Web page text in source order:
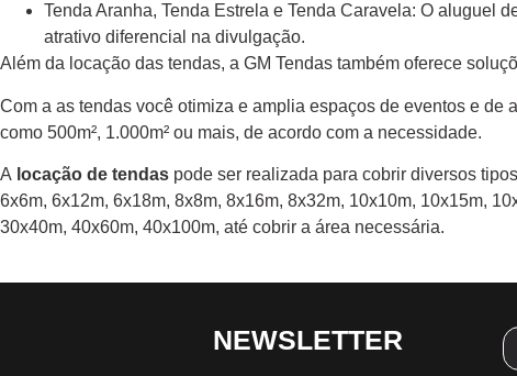
Tenda Aranha, Tenda Estrela e Tenda Caravela: O aluguel
atrativo diferencial na divulgação.
Além da locação das tendas, a GM Tendas também oferece
Com a as tendas você otimiza e amplia espaços de eventos e de
como 500m², 1.000m² ou mais, de acordo com a necessidade.
A locação de tendas pode ser realizada para cobrir diversos
6x6m, 6x12m, 6x18m, 8x8m, 8x16m, 8x32m, 10x10m, 10x15m,
30x40m, 40x60m, 40x100m, até cobrir a área necessária.
NEWSLETTER